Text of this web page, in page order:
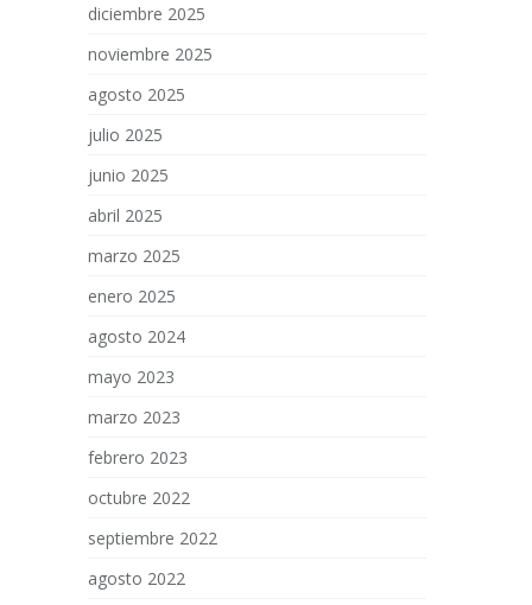
diciembre 2025
noviembre 2025
agosto 2025
julio 2025
junio 2025
abril 2025
marzo 2025
enero 2025
agosto 2024
mayo 2023
marzo 2023
febrero 2023
octubre 2022
septiembre 2022
agosto 2022